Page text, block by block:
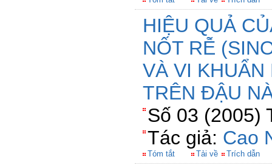
HIỆU QUẢ
NỐT RỄ
VÀ VI KHUẨN
TRÊN ĐẬU
Số 03 (2005)
Tác giả: Cao
Tóm tắt Tải về Trích dẫn